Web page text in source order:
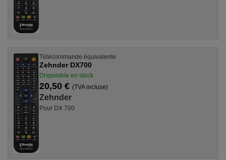
Télécommande équivalente
Zehnder DX700
Disponible en stock
20,50 € (TVA incluse)
Zehnder
Pour DX 700